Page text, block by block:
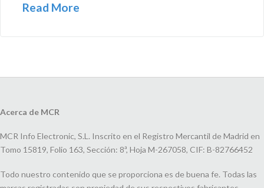
Read More
Acerca de MCR
MCR Info Electronic, S.L. Inscrito en el Registro Mercantil de Madrid en
Tomo 15819, Folio 163, Sección: 8ª, Hoja M-267058, CIF: B-82766452
Todo nuestro contenido que se proporciona es de buena fe. Todas las